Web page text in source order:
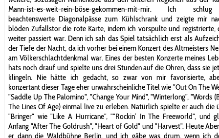
Mann-ist-es-weit-rein-böse-gekommen-mit-mir. Ich
beachtenswerte Diagonalpässe zum Kühlschrank und zeigte mir
blöden Zufallstor die rote Karte, indem ich vorspulte und registrierte,
weiter passiert war. Denn ich sah das Spiel tatsächlich erst als
der Tiefe der Nacht, da ich vorher bei einem Konzert des Altmeisters
am Völkerschlachtdenkmal war. Eines der besten Konzerte meines
hats noch drauf und spielte uns drei Stunden auf die Ohren, dass sie
klingeln. Nie hätte ich gedacht, so zwar von mir favorisierte,
konzertant dieser Tage eher unwahrscheinliche Titel wie "Out On The
"Saddle Up The Palomino", "Change Your Mind", "Winterlong", "Words
The Lines Of Age) einmal live zu erleben. Natürlich spielte er auch die
"Bringer" wie "Like A Hurricane", ""Rockin’ In The Freeworld", und
Anfang "After The Goldrush", "Heart of Gold" und "Harvest". Heute
er dann die Waldbühne Berlin, und ich gäbe was drum, wenn ich